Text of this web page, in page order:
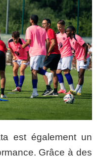
est également un
Grâce à des